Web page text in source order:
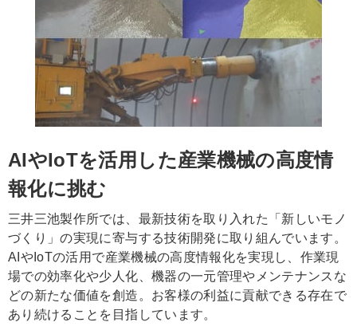
AIやIoTを活用した産業機械の高度情
報化に挑む
三井三池製作所では、最新技術を取り入れた「新しいモノ
づくり」の実現に寄与する技術開発に取り組んでいます。
AIやIoTの活用で産業機械の高度情報化を実現し、作業現
場での効率化や少人化、機器の一元管理やメンテナンスな
どの新たな価値を創造。お客様の利益に貢献できる存在で
あり続けることを目指しています。